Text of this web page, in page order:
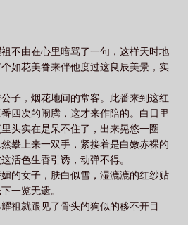
价格 返魂香四件套的效果 返魂香曲谱
要命中吗 返魂香降夫人魂 返魂香道
果 返魂香歌词
不由在心里暗骂了一句，这样天时地
如花美眷来伴他度过这良辰美景，实
子，烟花地间的常客。此番来到这红
四次的闹腾，这才来作陪的。白日里
头实在是呆不住了，出来晃悠一圈
攀上来一双手，紧接着是白嫩赤裸的
活色生香引诱，动弹不得。
的女子，肤白似雪，湿漉漉的红纱贴
一览无遗。
祖就跟见了骨头的狗似的移不开目